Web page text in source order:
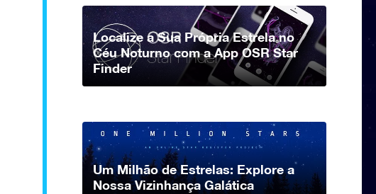
Localize a Sua Própria Estrela no
Céu Noturno com a App OSR Star
Finder
Um Milhão de Estrelas: Explore a
Nossa Vizinhança Galática